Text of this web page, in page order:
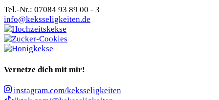
Tel.-Nr.: 07084 93 89 00 - 3
info@keksseligkeiten.de
Vernetze dich mit mir!
instagram.com/keksseligkeiten